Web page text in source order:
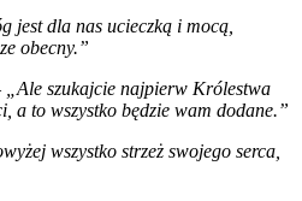
jest dla nas ucieczką i mocą,
obecny.”
„Ale szukajcie najpierw Królestwa
a to wszystko będzie wam dodane.”
wszystko strzeż swojego serca,